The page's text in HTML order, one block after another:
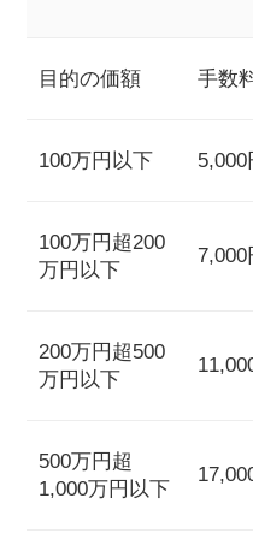
目的の価額 手数
100万円以下 5,000
100万円超200
万円以下
7,000
200万円超500
万円以下
500万円超
1,000万円以下